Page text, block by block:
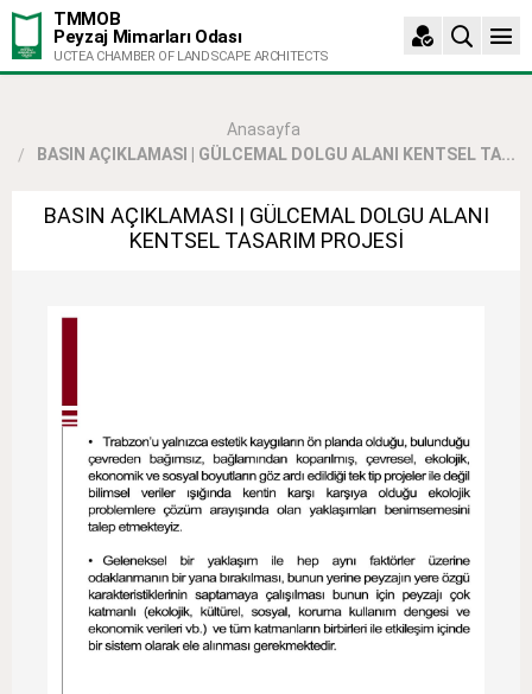
TMMOB
Peyzaj Mimarları Odası
UCTEA CHAMBER OF LANDSCAPE ARCHITECTS
Anasayfa
BASIN AÇIKLAMASI | GÜLCEMAL DOLGU ALANI KENTSEL TA...
BASIN AÇIKLAMASI | GÜLCEMAL DOLGU ALANI
KENTSEL TASARIM PROJESİ